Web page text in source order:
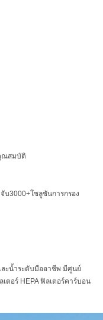
ณสมบัติ
บ3000+โซลูชันการกรอง
ละน้ำระดับมืออาชีพ มีศูนย์
ตอร์ HEPA ฟิลเตอร์คาร์บอน